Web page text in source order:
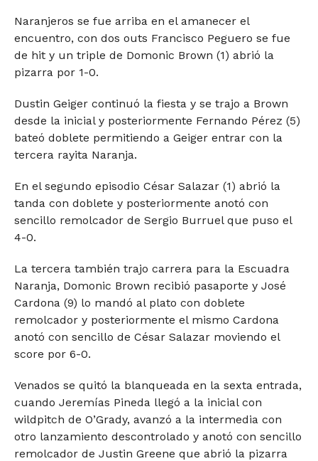
Naranjeros se fue arriba en el amanecer el
encuentro, con dos outs Francisco Peguero se fue
de hit y un triple de Domonic Brown (1) abrió la
pizarra por 1-0.
Dustin Geiger continuó la fiesta y se trajo a Brown
desde la inicial y posteriormente Fernando Pérez (5)
bateó doblete permitiendo a Geiger entrar con la
tercera rayita Naranja.
En el segundo episodio César Salazar (1) abrió la
tanda con doblete y posteriormente anotó con
sencillo remolcador de Sergio Burruel que puso el
4-0.
La tercera también trajo carrera para la Escuadra
Naranja, Domonic Brown recibió pasaporte y José
Cardona (9) lo mandó al plato con doblete
remolcador y posteriormente el mismo Cardona
anotó con sencillo de César Salazar moviendo el
score por 6-0.
Venados se quitó la blanqueada en la sexta entrada,
cuando Jeremías Pineda llegó a la inicial con
wildpitch de O’Grady, avanzó a la intermedia con
otro lanzamiento descontrolado y anotó con sencillo
remolcador de Justin Greene que abrió la pizarra